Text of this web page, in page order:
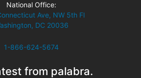
National Office:
Ave, NW 5th Fl
DC 20036
1-866-624-5674
from palabra.